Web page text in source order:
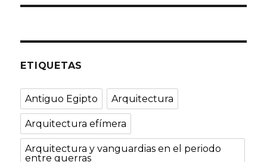
ETIQUETAS
Antiguo Egipto Arquitectura
Arquitectura efímera
Arquitectura y vanguardias en el periodo
entre guerras